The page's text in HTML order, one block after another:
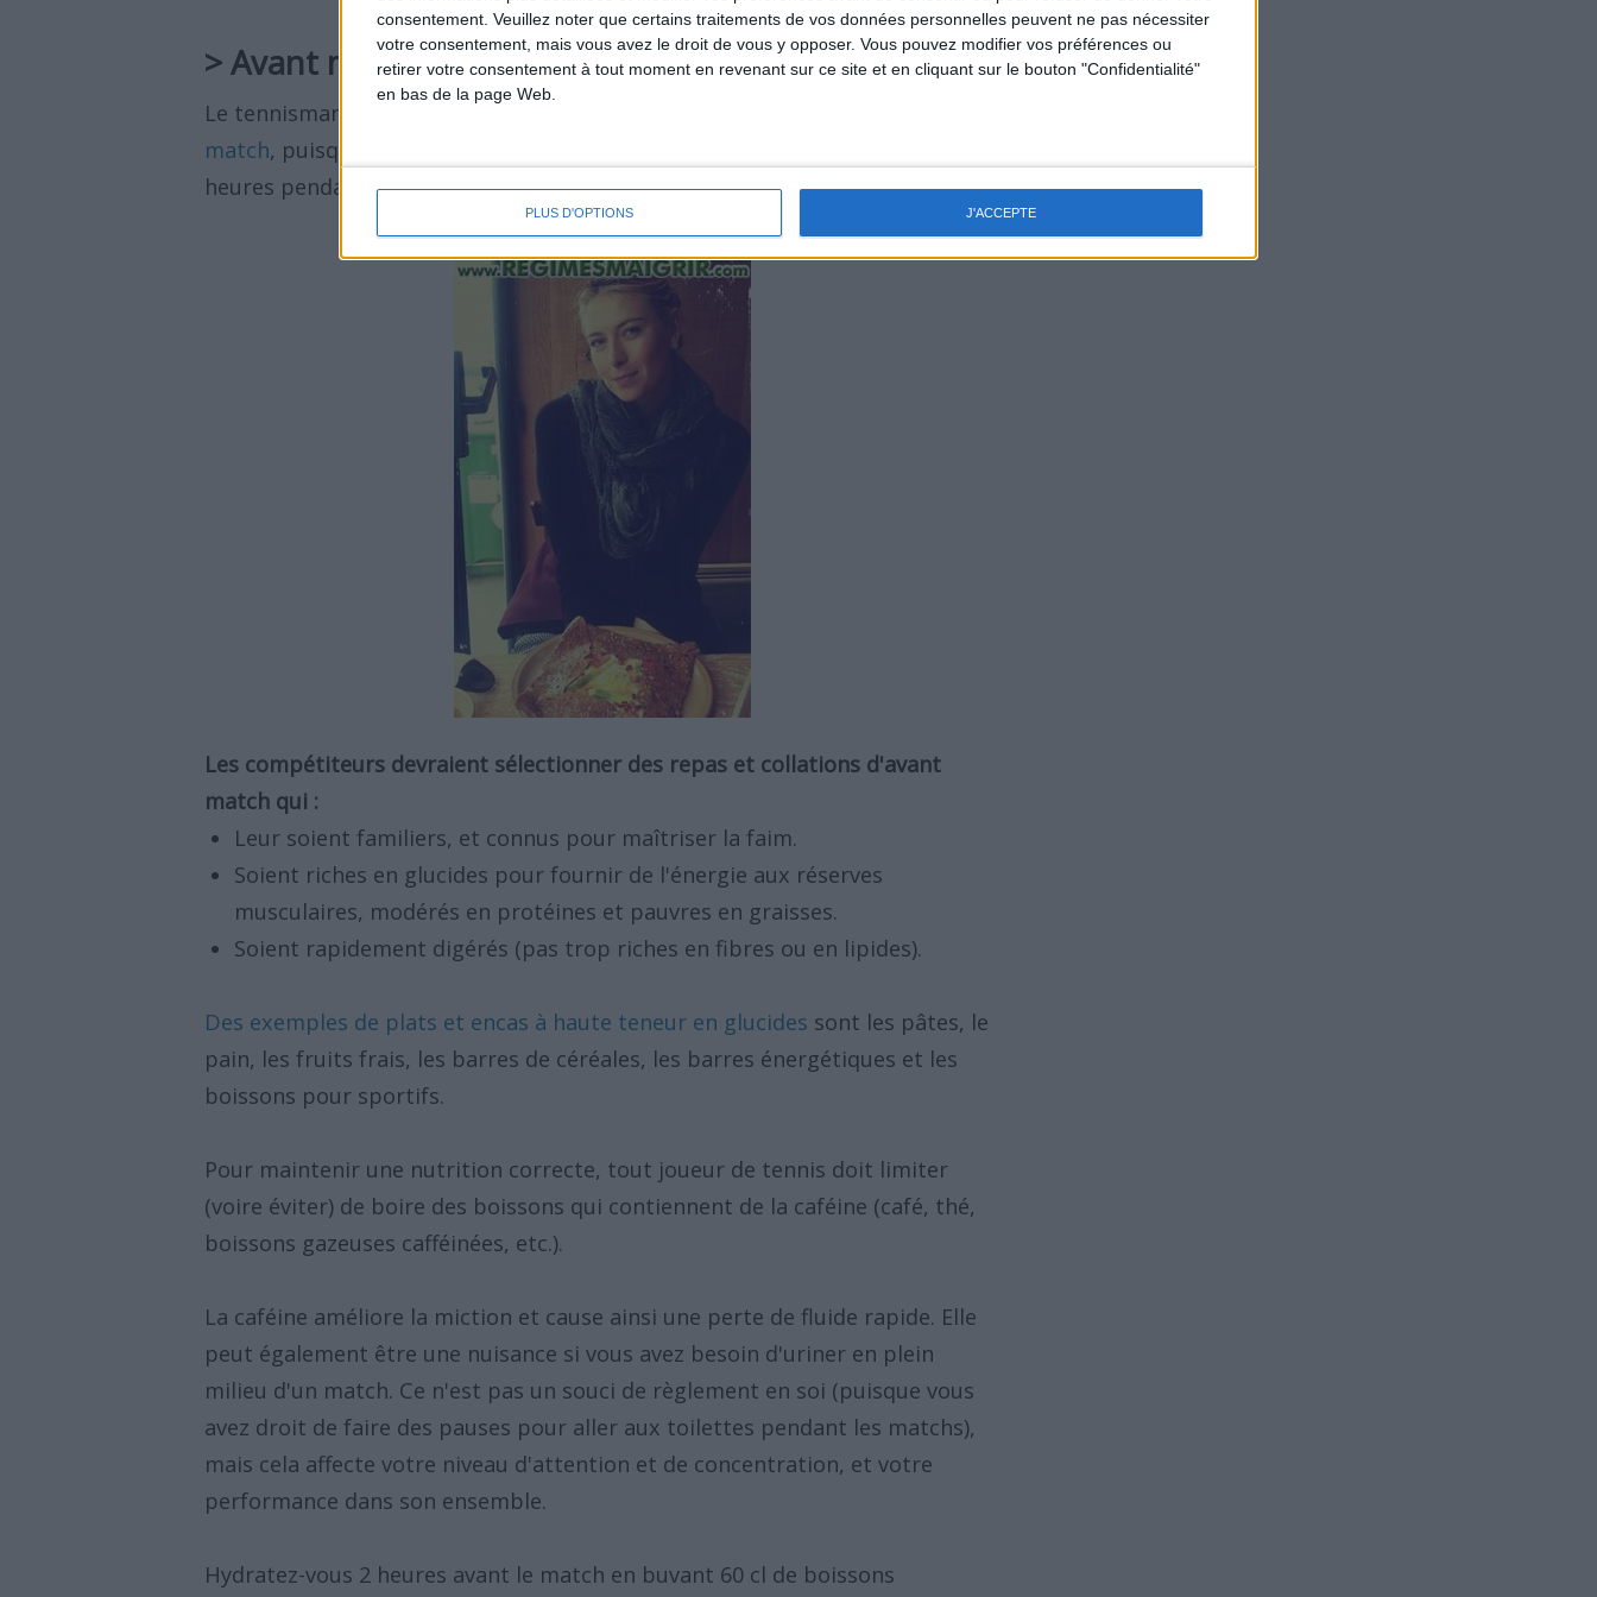
consentement. Veuillez noter que certains traitements de vos données personnelles peuvent ne pas nécessiter
votre consentement, mais vous avez le droit de vous y opposer. Vous pouvez modifier vos préférences ou
retirer votre consentement à tout moment en revenant sur ce site et en cliquant sur le bouton "Confidentialité"
en bas de la page Web.
PLUS D'OPTIONS J'ACCEPTE
> Avant match
Le tennisman doit
faire attention à ses choix de repas et de boissons pré-
match, puisque ces aliments solides et liquides devraient durer quelques
heures pendant le tournoi et les matches à répétition.
Les compétiteurs devraient sélectionner des repas et collations d'avant
match qui :
Leur soient familiers, et connus pour maîtriser la faim.
Soient riches en glucides pour fournir de l'énergie aux réserves
musculaires, modérés en protéines et pauvres en graisses.
Soient rapidement digérés (pas trop riches en fibres ou en lipides).
Des exemples de plats et encas à haute teneur en glucides sont les pâtes, le
pain, les fruits frais, les barres de céréales, les barres énergétiques et les
boissons pour sportifs.
Pour maintenir une nutrition correcte, tout joueur de tennis doit limiter
(voire éviter) de boire des boissons qui contiennent de la caféine (café, thé,
boissons gazeuses cafféinées, etc.).
La caféine améliore la miction et cause ainsi une perte de fluide rapide. Elle
peut également être une nuisance si vous avez besoin d'uriner en plein
milieu d'un match. Ce n'est pas un souci de règlement en soi (puisque vous
avez droit de faire des pauses pour aller aux toilettes pendant les matchs),
mais cela affecte votre niveau d'attention et de concentration, et votre
performance dans son ensemble.
Hydratez-vous 2 heures avant le match en buvant 60 cl de boissons